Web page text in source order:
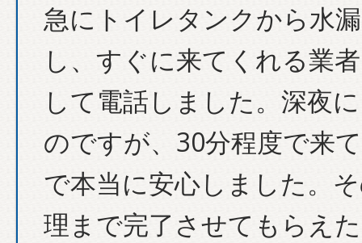
急にトイレタンクから水
し、すぐに来てくれる業
して電話しました。深夜
のですが、30分程度で来
で本当に安心しました。
理まで完了させてもらえ